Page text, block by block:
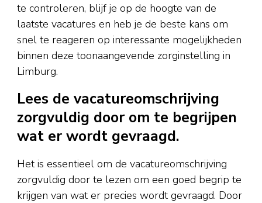
te controleren, blijf je op de hoogte van de
laatste vacatures en heb je de beste kans om
snel te reageren op interessante mogelijkheden
binnen deze toonaangevende zorginstelling in
Limburg.
Lees de vacatureomschrijving
zorgvuldig door om te begrijpen
wat er wordt gevraagd.
Het is essentieel om de vacatureomschrijving
zorgvuldig door te lezen om een goed begrip te
krijgen van wat er precies wordt gevraagd. Door